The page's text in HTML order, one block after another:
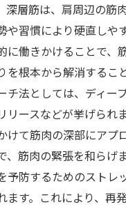
深層筋は、肩周辺の筋
や習慣により硬直しや
に働きかけることで、
を根本から解消するこ
チ法としては、ディー
リースなどが挙げられ
けて筋肉の深部にアプ
、筋肉の緊張を和らげ
予防するためのストレ
ます。これにより、再